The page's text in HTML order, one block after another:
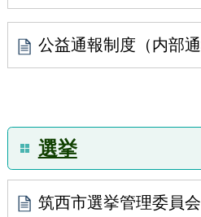
公益通報制度（内部
選挙
筑西市選挙管理委員